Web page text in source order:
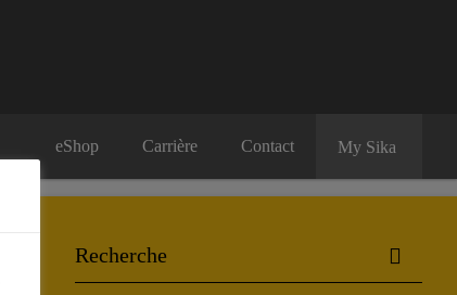
eShop Carrière Contact My Sika